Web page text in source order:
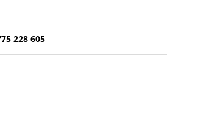
228 605